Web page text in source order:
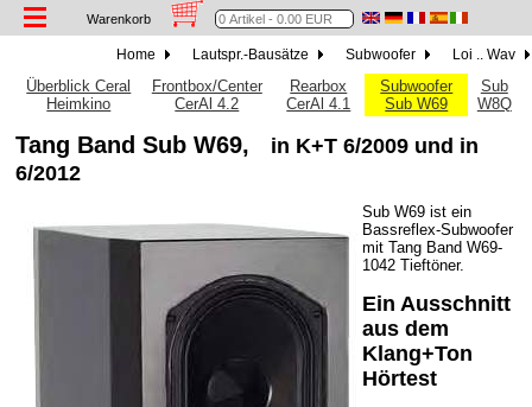
Warenkorb
Home Lautspr.-Bausätze Subwoofer Loi .. Wav
Überblick Ceral
Heimkino
Frontbox/Center
CerAl 4.2
Rearbox
CerAl 4.1
Subwoofer
Sub W69
Sub
W8Q
Tang Band Sub W69, in K+T 6/2009 und in
6/2012
Sub W69 ist ein
Bassreflex-Subwoofer
mit Tang Band W69-
1042 Tieftöner.
Ein Ausschnitt
aus dem
Klang+Ton
Hörtest